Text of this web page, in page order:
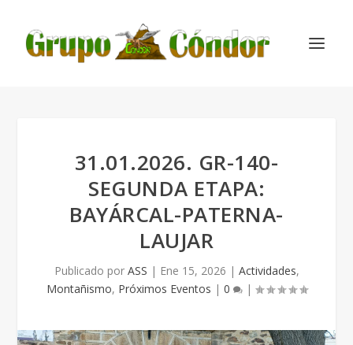
31.01.2026. GR-140-
SEGUNDA ETAPA:
BAYÁRCAL-PATERNA-
LAUJAR
Publicado por ASS | Ene 15, 2026 | Actividades,
Montañismo, Próximos Eventos | 0 |